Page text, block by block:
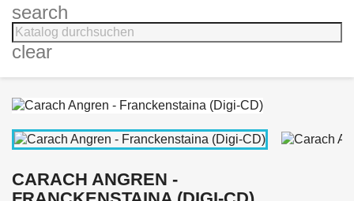
search
clear
CARACH ANGREN -